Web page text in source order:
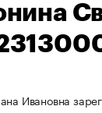
Ивановна